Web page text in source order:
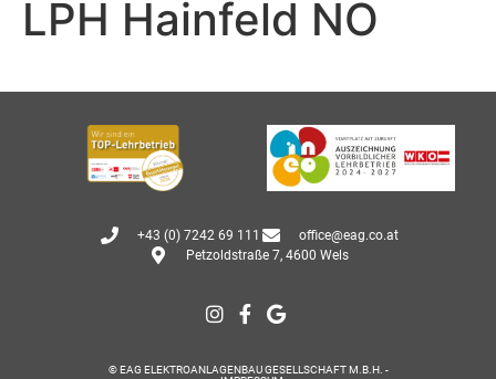
LPH Hainfeld NÖ
+43 (0) 7242 69 111
office@eag.co.at
Petzoldstraße 7, 4600 Wels
© EAG ELEKTROANLAGENBAU GESELLSCHAFT M.B.H. -